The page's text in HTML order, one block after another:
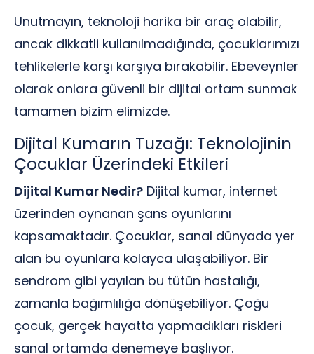
Unutmayın, teknoloji harika bir araç olabilir,
ancak dikkatli kullanılmadığında, çocuklarımızı
tehlikelerle karşı karşıya bırakabilir. Ebeveynler
olarak onlara güvenli bir dijital ortam sunmak
tamamen bizim elimizde.
Dijital Kumarın Tuzağı: Teknolojinin
Çocuklar Üzerindeki Etkileri
Dijital Kumar Nedir? Dijital kumar, internet
üzerinden oynanan şans oyunlarını
kapsamaktadır. Çocuklar, sanal dünyada yer
alan bu oyunlara kolayca ulaşabiliyor. Bir
sendrom gibi yayılan bu tütün hastalığı,
zamanla bağımlılığa dönüşebiliyor. Çoğu
çocuk, gerçek hayatta yapmadıkları riskleri
sanal ortamda denemeye başlıyor.